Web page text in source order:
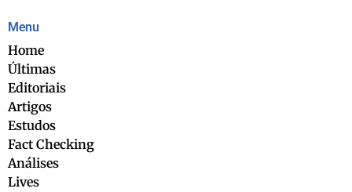
Menu
Home
Últimas
Editoriais
Artigos
Estudos
Fact Checking
Análises
Lives